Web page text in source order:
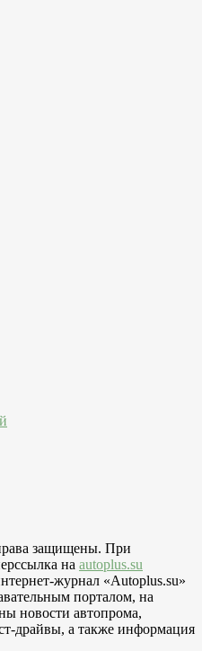
защищены. При
на autoplus.su
журнал «Autoplus.su»
порталом, на
новости автопрома,
драйвы, а также информация